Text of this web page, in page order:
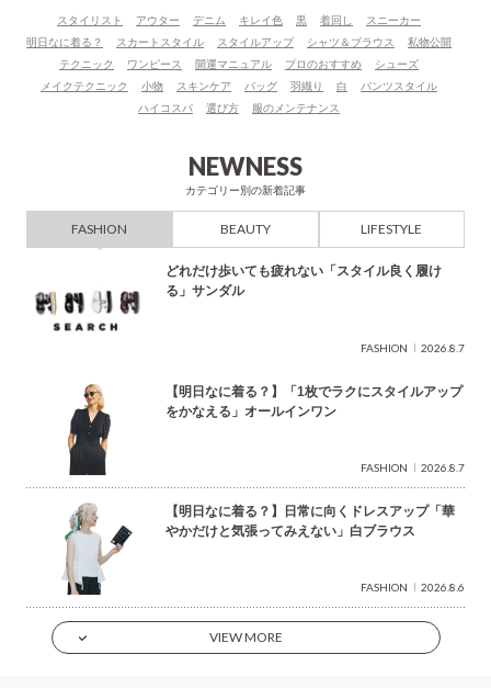
ワ
ー
ド
で
スタイリスト アウター デニム キレイ色 黒 着回し
スニーカー
明日なに着る？
スカートスタイル スタイルアップ シャツ＆ブラウス
私物公開
テクニック
ワンピース 開運マニュアル プロのおすすめ
シューズ
メイクテクニック
小物 スキンケア バッグ 羽織り 白
パンツスタイル
ハイコスパ
選び方 服のメンテナンス
NEWNESS
カテゴリー別の新着記事
FASHION BEAUTY LIFESTYLE
どれだけ歩いても疲れない「スタイル良く履け
る」サンダル
FASHION 2026.8.7
【明日なに着る？】「1枚でラクにスタイルアップ
をかなえる」オールインワン
FASHION 2026.8.7
【明日なに着る？】日常に向くドレスアップ「華
やかだけと気張ってみえない」白ブラウス
FASHION 2026.8.6
VIEW MORE